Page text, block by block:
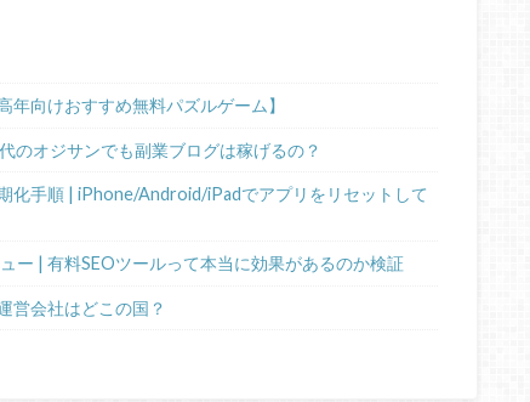
向けおすすめ無料パズルゲーム】
のオジサンでも副業ブログは稼げるの？
化手順 | iPhone/Android/iPadでアプリをリセットして
ー | 有料SEOツールって本当に効果があるのか検証
営会社はどこの国？